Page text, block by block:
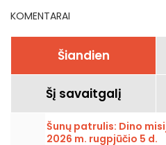
KOMENTARAI
Šiandien
Šį savaitgalį
Šunų patrulis: Dino
2026 m. rugpjūčio 5 d.